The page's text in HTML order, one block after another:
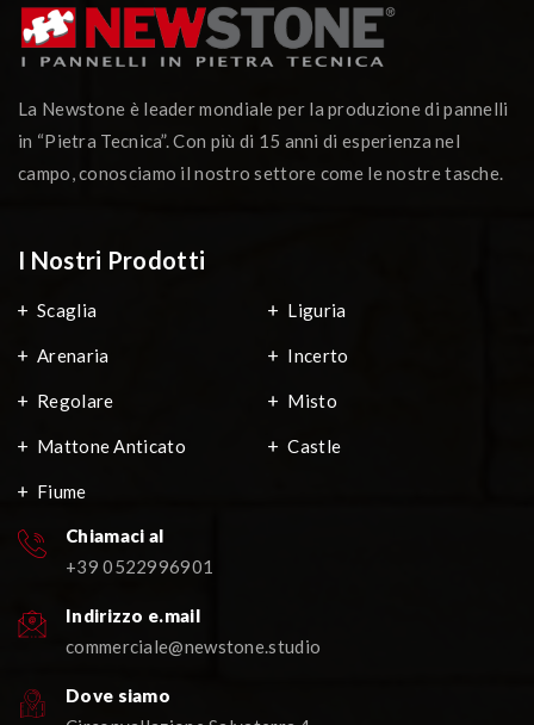
La Newstone è leader mondiale per la produzione di pannelli
in “Pietra Tecnica”. Con più di 15 anni di esperienza nel
campo, conosciamo il nostro settore come le nostre tasche.
I Nostri Prodotti
Scaglia Liguria
Arenaria Incerto
Regolare Misto
Mattone Anticato Castle
Fiume
Chiamaci al
+39 0522996901
Indirizzo e.mail
commerciale@newstone.studio
Dove siamo